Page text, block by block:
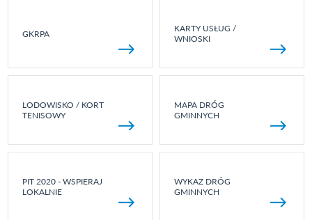
GKRPA
KARTY USŁUG /
WNIOSKI
LODOWISKO / KORT
TENISOWY
MAPA DRÓG
GMINNYCH
PIT 2020 - WSPIERAJ
LOKALNIE
WYKAZ DRÓG
GMINNYCH